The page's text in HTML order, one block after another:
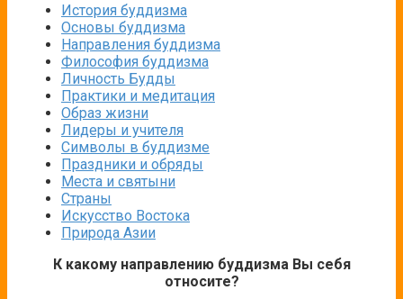
История буддизма
Основы буддизма
Направления буддизма
Философия буддизма
Личность Будды
Практики и медитация
Образ жизни
Лидеры и учителя
Символы в буддизме
Праздники и обряды
Места и святыни
Страны
Искусство Востока
Природа Азии
К какому направлению буддизма Вы себя
относите?